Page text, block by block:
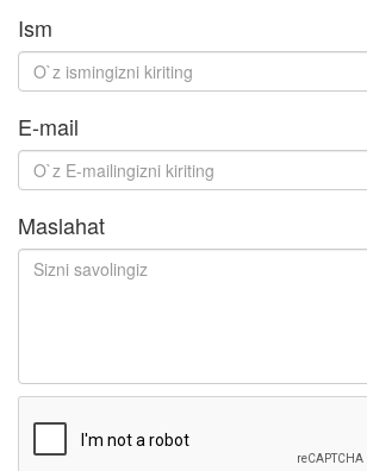
Ism
E-mail
Maslahat